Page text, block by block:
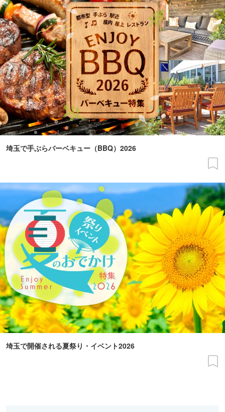
埼玉で手ぶらバーベキュー（BBQ）2026
埼玉で開催される夏祭り・イベント2026